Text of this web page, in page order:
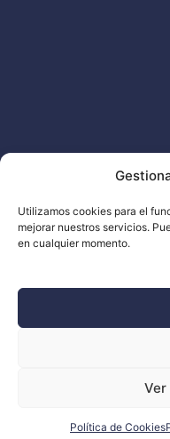
Utilizamos cookies para el
mejorar nuestros servicios.
en cualquier momento.
Política de Cookies